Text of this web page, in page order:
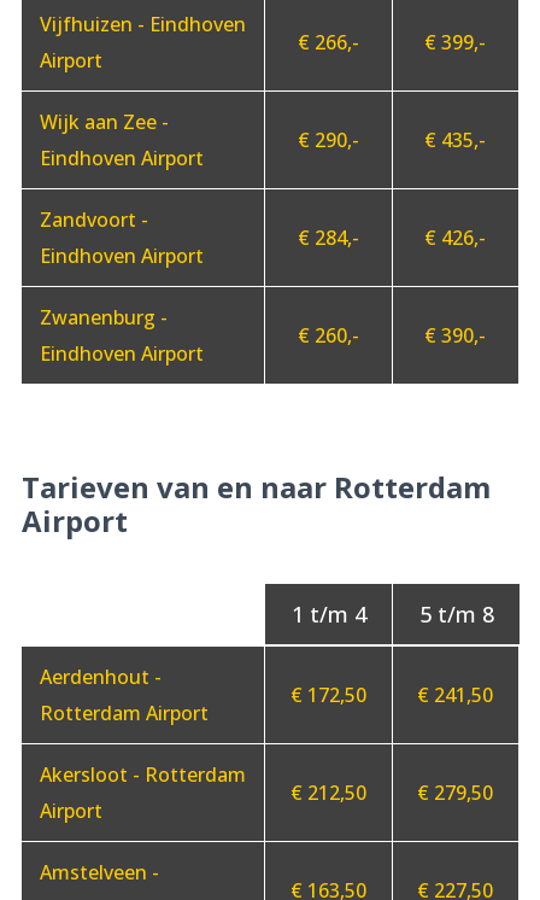
Vijfhuizen - Eindhoven
Airport
€ 266,- € 399,-
Wijk aan Zee -
Eindhoven Airport
€ 290,- € 435,-
Zandvoort -
Eindhoven Airport
€ 284,- € 426,-
Zwanenburg -
Eindhoven Airport
€ 260,- € 390,-
Tarieven van en naar Rotterdam
Airport
Aerdenhout -
Rotterdam Airport
€ 172,50 € 241,50
Akersloot - Rotterdam
Airport
€ 212,50 € 279,50
Amstelveen -
€ 163,50 € 227,50